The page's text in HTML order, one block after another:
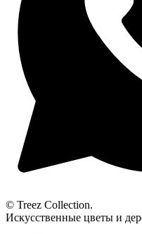
© Treez Collection.
Искусственные цветы и